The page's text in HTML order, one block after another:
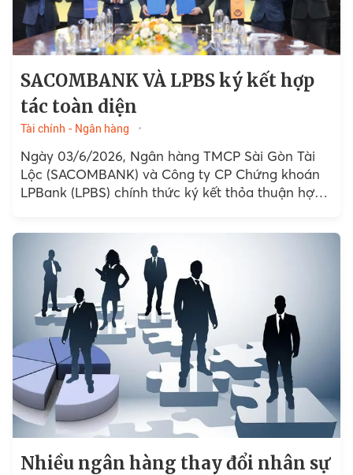
SACOMBANK VÀ LPBS ký kết hợp
tác toàn diện
Tài chính - Ngân hàng
Ngày 03/6/2026, Ngân hàng TMCP Sài Gòn Tài
Lộc (SACOMBANK) và Công ty CP Chứng khoán
LPBank (LPBS) chính thức ký kết thỏa thuận hợp
Nhiều ngân hàng thay đổi nhân sự